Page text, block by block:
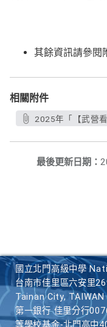
其餘資訊請參閱
相關附件
2025年「【武營
最後更新日期：
國立北門高級中學
台南市佳里區六安里
Tainan City, TAIWAN
第一銀行 佳里分行
等學校基金-北門高中